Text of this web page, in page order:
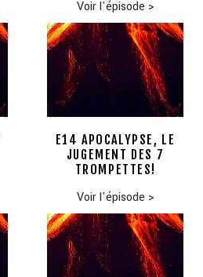
Voir l'épisode >
E14 APOCALYPSE, LE
JUGEMENT DES 7
TROMPETTES!
Voir l'épisode >